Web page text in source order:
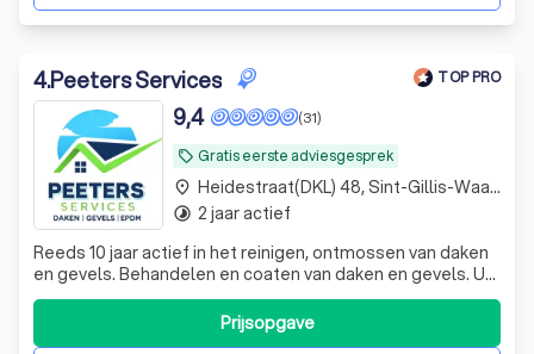
4.Peeters Services TOP PRO
local_offer Gratis eerste adviesgesprek
(31)
9,4
Reeds 10 jaar actief in het reinigen, ontmossen van daken
en gevels. Behandelen en coaten van daken en gevels. U
kan bij ons ook terecht voor het aanleggen, vernieuwen
van platte daken en plaatsen van nieuwe dakgoten.
Prijsopgave
place Heidestraat(DKL) 48, Sint-Gillis-Waas Meerdonk
timelapse 2 jaar actief